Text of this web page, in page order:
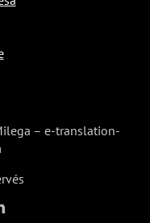
– e-translation-